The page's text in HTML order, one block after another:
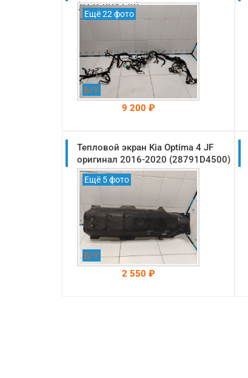
(911G0D4730)
Ещё 22 фото
Б/У
9 200 ₽
На складе: Раменское
-->
Тепловой экран Kia Optima 4 JF
оригинал 2016-2020 (28791D4500)
Ещё 5 фото
Б/У
2 550 ₽